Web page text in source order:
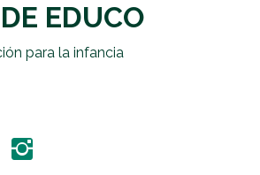
EDUCO
para la infancia